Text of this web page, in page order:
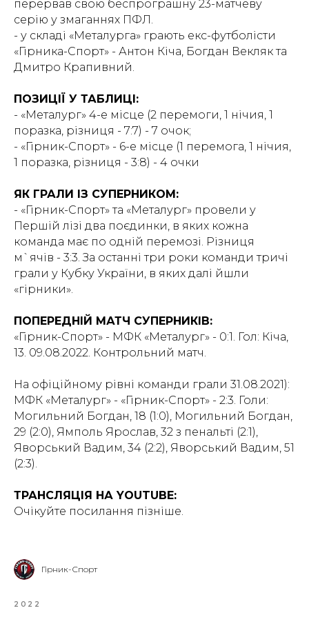
перервав свою беспрограшну 23-матчеву
серію у змаганнях ПФЛ.
- у складі «Металурга» грають екс-футболісти
«Гірника-Спорт» - Антон Кіча, Богдан Векляк та
Дмитро Крапивний.
ПОЗИЦІЇ У ТАБЛИЦІ:
- «Металург» 4-е місце (2 перемоги, 1 нічия, 1
поразка, різниця - 7:7) - 7 очок;
- «Гірник-Спорт» - 6-е місце (1 перемога, 1 нічия,
1 поразка, різниця - 3:8) - 4 очки
ЯК ГРАЛИ ІЗ СУПЕРНИКОМ:
- «Гірник-Спорт» та «Металург» провели у
Першій лізі два поєдинки, в яких кожна
команда має по одній перемозі. Різниця
м`ячів - 3:3. За останні три роки команди тричі
грали у Кубку України, в яких далі йшли
«гірники».
ПОПЕРЕДНІЙ МАТЧ СУПЕРНИКІВ:
«Гірник-Спорт» - МФК «Металург» - 0:1. Гол: Кіча,
13. 09.08.2022. Контрольний матч.
На офіційному рівні команди грали 31.08.2021):
МФК «Металург» - «Гірник-Спорт» - 2:3. Голи:
Могильний Богдан, 18 (1:0), Могильний Богдан,
29 (2:0), Ямполь Ярослав, 32 з пенальті (2:1),
Яворський Вадим, 34 (2:2), Яворський Вадим, 51
(2:3).
ТРАНСЛЯЦІЯ НА YOUTUBE:
Очікуйте посилання пізніше.
Гірник-Спорт
2022